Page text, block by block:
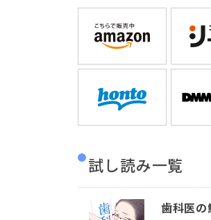
試し読み一覧
歯科医の